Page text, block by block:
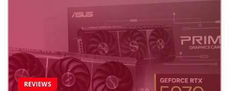
REVIEWS